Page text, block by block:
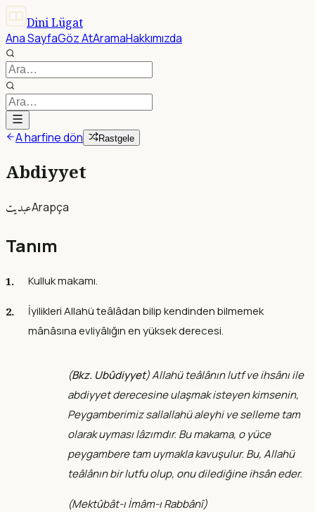
Dini Lügat
Ana SayfaGöz AtAramaHakkımızda
A harfine dön Rastgele
Abdiyyet
عبديتArapça
Tanım
Kulluk makamı.
İyilikleri Allahü teâlâdan bilip kendinden bilmemek
mânâsına evliyâlığın en yüksek derecesi.
(Bkz. Ubûdiyyet) Allahü teâlânın lutf ve ihsânı ile
abdiyyet derecesine ulaşmak isteyen kimsenin,
Peygamberimiz sallallahü aleyhi ve selleme tam
olarak uyması lâzımdır. Bu makama, o yüce
peygambere tam uymakla kavuşulur. Bu, Allahü
teâlânın bir lutfu olup, onu dilediğine ihsân eder.
(Mektûbât-ı İmâm-ı Rabbânî)